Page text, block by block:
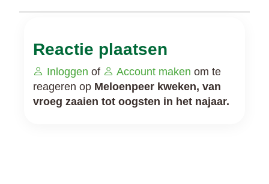
Reactie plaatsen
Inloggen of Account maken om te
reageren op Meloenpeer kweken, van
vroeg zaaien tot oogsten in het najaar.